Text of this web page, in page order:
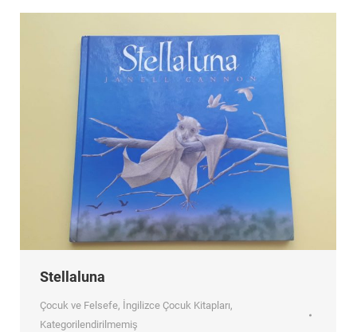
Stellaluna
Çocuk ve Felsefe, İngilizce Çocuk Kitapları,
Kategorilendirilmemiş